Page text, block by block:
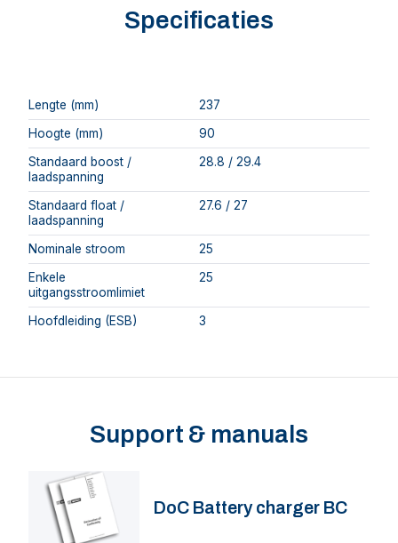
Specificaties
Lengte (mm)
237
Hoogte (mm)
90
Standaard boost /
laadspanning
28.8 / 29.4
Standaard float /
laadspanning
27.6 / 27
Nominale stroom
25
Enkele
uitgangsstroomlimiet
25
Hoofdleiding (ESB) 3
Support & manuals
DoC Battery charger BC